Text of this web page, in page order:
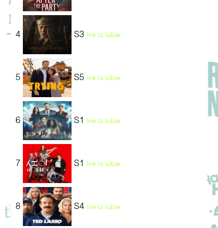
4 S3 lire la lubie
5 S5 lire la lubie
6 S1 lire la lubie
7 S1 lire la lubie
8 S4 lire la lubie